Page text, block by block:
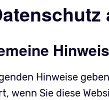
Hinweise
wenn Sie diese